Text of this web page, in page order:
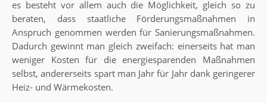
es besteht vor allem auch die Möglichkeit, gleich so zu
beraten, dass staatliche Förderungsmaßnahmen in
Anspruch genommen werden für Sanierungsmaßnahmen.
Dadurch gewinnt man gleich zweifach: einerseits hat man
weniger Kosten für die energiesparenden Maßnahmen
selbst, andererseits spart man Jahr für Jahr dank geringerer
Heiz- und Wärmekosten.